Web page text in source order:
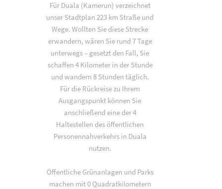
Für Duala (Kamerun) verzeichnet
unser Stadtplan 223 km Straße und
Wege. Wollten Sie diese Strecke
erwandern, wären Sie rund 7 Tage
unterwegs – gesetzt den Fall, Sie
schaffen 4 Kilometer in der Stunde
und wandern 8 Stunden täglich.
Für die Rückreise zu Ihrem
Ausgangspunkt können Sie
anschließend eine der 4
Haltestellen des öffentlichen
Personennahverkehrs in Duala
nutzen.
Öffentliche Grünanlagen und Parks
machen mit 0 Quadratkilometern